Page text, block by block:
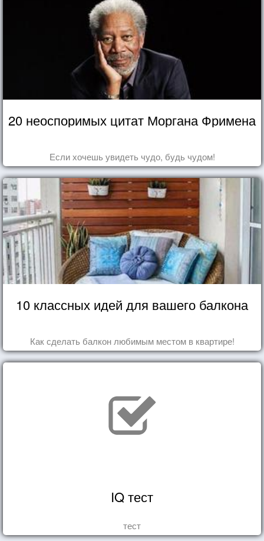
20 неоспоримых цитат Моргана Фримена
Если хочешь увидеть чудо, будь чудом!
10 классных идей для вашего балкона
Как сделать балкон любимым местом в квартире!
IQ тест
тест